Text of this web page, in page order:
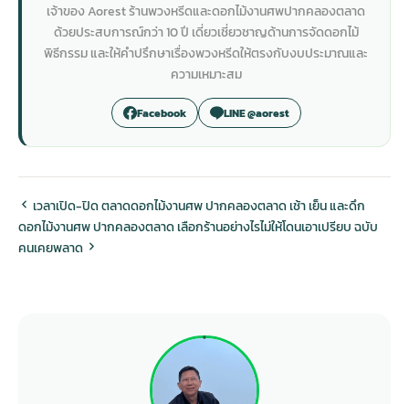
เจ้าของ Aorest ร้านพวงหรีดและดอกไม้งานศพปากคลองตลาด
ด้วยประสบการณ์กว่า 10 ปี เดี่ยวเชี่ยวชาญด้านการจัดดอกไม้
พิธีกรรม และให้คำปรึกษาเรื่องพวงหรีดให้ตรงกับงบประมาณและ
ความเหมาะสม
Facebook LINE @aorest
เวลาเปิด-ปิด ตลาดดอกไม้งานศพ ปากคลองตลาด เช้า เย็น และดึก
ดอกไม้งานศพ ปากคลองตลาด เลือกร้านอย่างไรไม่ให้โดนเอาเปรียบ ฉบับ
คนเคยพลาด